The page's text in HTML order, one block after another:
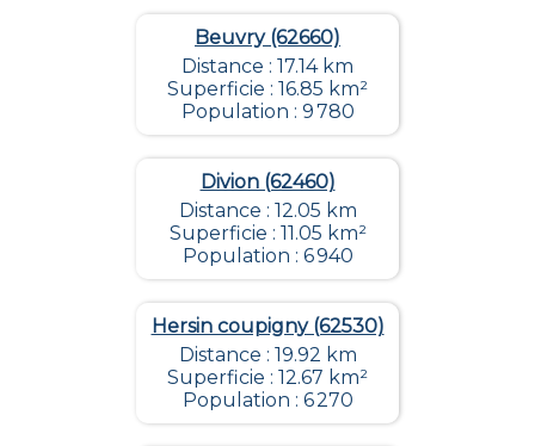
Beuvry (62660)
Distance : 17.14 km
Superficie : 16.85 km²
Population : 9 780
Divion (62460)
Distance : 12.05 km
Superficie : 11.05 km²
Population : 6 940
Hersin coupigny (62530)
Distance : 19.92 km
Superficie : 12.67 km²
Population : 6 270